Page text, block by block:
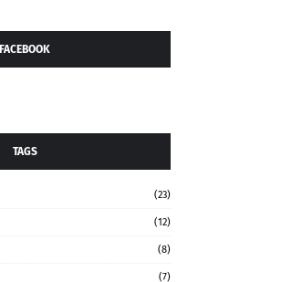
FACEBOOK
TAGS
(23)
(12)
(8)
(7)